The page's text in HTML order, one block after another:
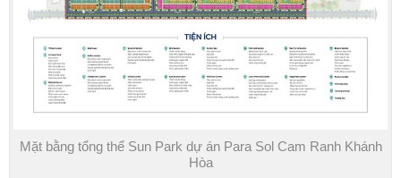
Mặt bằng tổng thể Sun Park dự án Para Sol Cam Ranh Khánh
Hòa